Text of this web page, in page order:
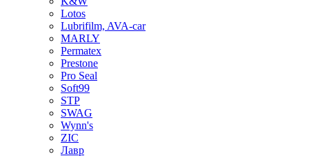
Lotos
Lubrifilm, AVA-car
MARLY
Permatex
Prestone
Pro Seal
Soft99
STP
SWAG
Wynn's
ZIC
Лавр